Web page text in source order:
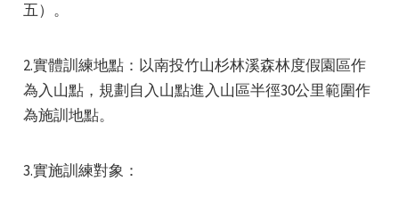
五）。
2.實體訓練地點：以南投竹山杉林溪森林度假園區作
為入山點，規劃自入山點進入山區半徑30公里範圍作
為施訓地點。
3.實施訓練對象：